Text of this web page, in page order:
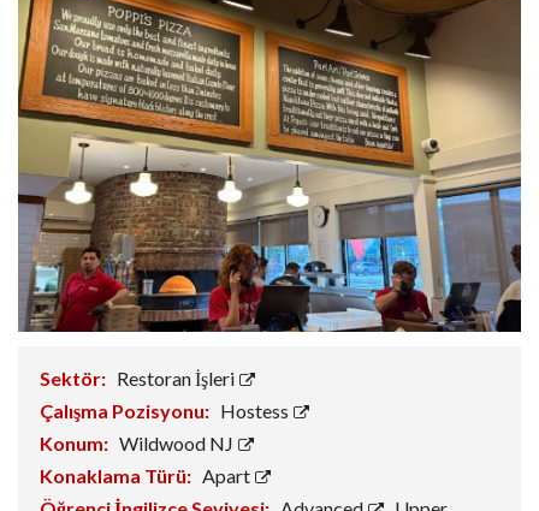
Sektör: Restoran İşleri
Çalışma Pozisyonu: Hostess
Konum: Wildwood NJ
Konaklama Türü: Apart